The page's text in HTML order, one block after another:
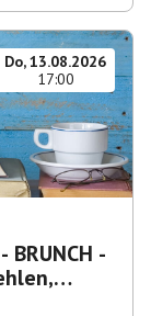
Do, 13.08.2026
17:00